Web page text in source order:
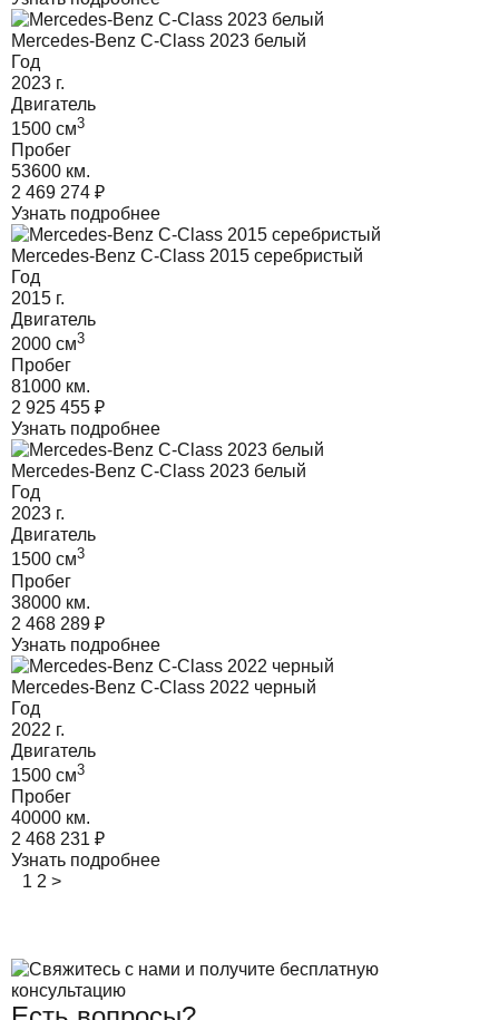
Mercedes-Benz C-Class 2023 белый
Год
2023 г.
Двигатель
1500 cм3
Пробег
53600 км.
2 469 274 ₽
Узнать подробнее
Mercedes-Benz C-Class 2015 серебристый
Год
2015 г.
Двигатель
2000 cм3
Пробег
81000 км.
2 925 455 ₽
Узнать подробнее
Mercedes-Benz C-Class 2023 белый
Год
2023 г.
Двигатель
1500 cм3
Пробег
38000 км.
2 468 289 ₽
Узнать подробнее
Mercedes-Benz C-Class 2022 черный
Год
2022 г.
Двигатель
1500 cм3
Пробег
40000 км.
2 468 231 ₽
Узнать подробнее
1 2 >